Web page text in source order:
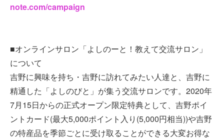
note.com/campaign
■オンラインサロン「よしのーと！教えて交流サロン」
について
吉野に興味を持ち・吉野に訪れてみたい人達と、吉野に
精通した「よしのびと」が集う交流サロンです。2020年
7月15日からの正式オープン限定特典として、吉野ポイ
ントカード(最大5,000ポイント入り(5,000円相当))や吉野
の特産品を季節ごとに受け取ることができる大変お得な